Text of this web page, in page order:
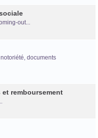
out...
documents
remboursement